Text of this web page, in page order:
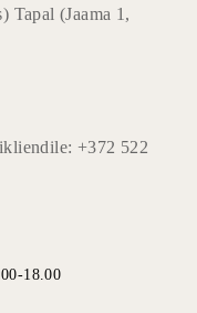
Tapal (Jaama 1,
+372 522
18.00